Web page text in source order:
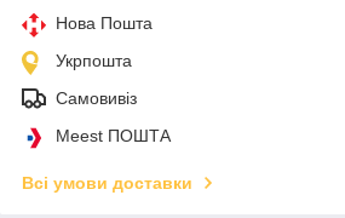
Нова Пошта
Укрпошта
Самовивіз
Meest ПОШТА
Всі умови доставки